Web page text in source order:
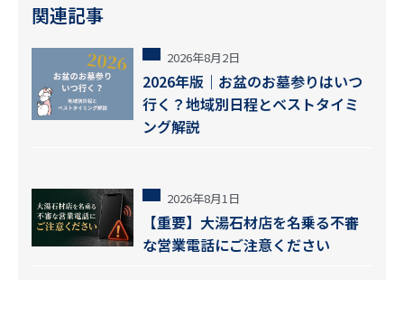
関連記事
2026年8月2日
2026年版｜お盆のお墓参りはいつ
行く？地域別日程とベストタイミ
ング解説
2026年8月1日
【重要】大湯石材店を名乗る不審
な営業電話にご注意ください